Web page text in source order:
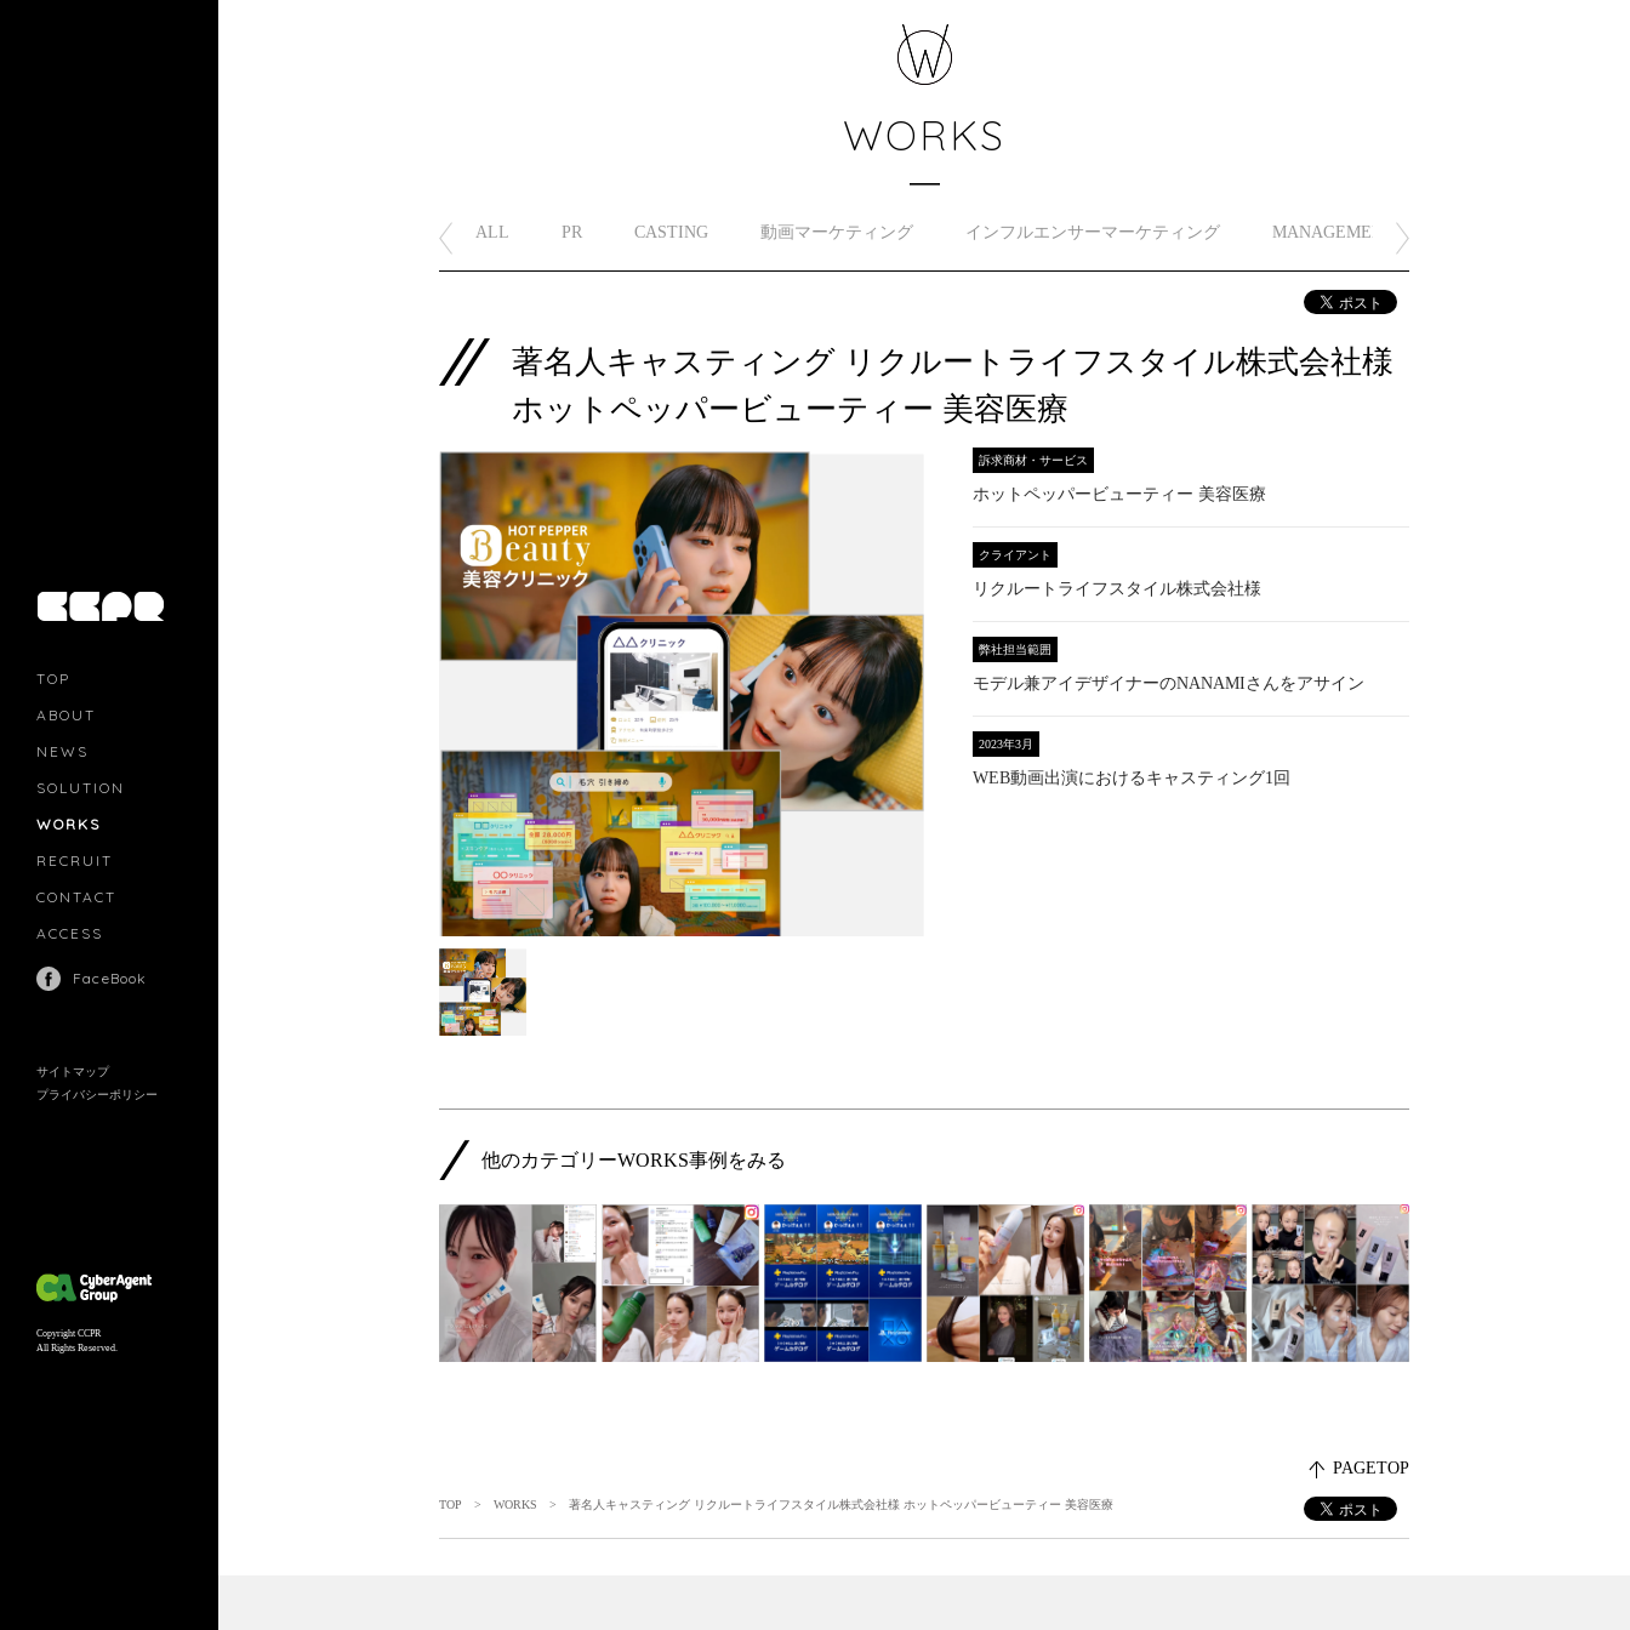
TOP
ABOUT
NEWS
SOLUTION
WORKS
RECRUIT
CONTACT
ACCESS
FaceBook
サイトマップ
プライバシーポリシー
Copyright CCPR
All Rights Reserved.
MOVIE MARKETING
INFLUENCERS MARKETING
WORKS
ALL PR CASTING 動画マーケティング インフルエンサーマーケティング MANAGEMENT
著名人キャスティング リクルートライフスタイル株式会社様
ホットペッパービューティー 美容医療
訴求商材・サービス
ホットペッパービューティー 美容医療
クライアント
リクルートライフスタイル株式会社様
弊社担当範囲
モデル兼アイデザイナーのNANAMIさんをアサイン
2023年3月
WEB動画出演におけるキャスティング1回
他のカテゴリーWORKS事例をみる
PAGETOP
TOP > WORKS > 著名人キャスティング リクルートライフスタイル株式会社様 ホットペッパービューティー 美容医療